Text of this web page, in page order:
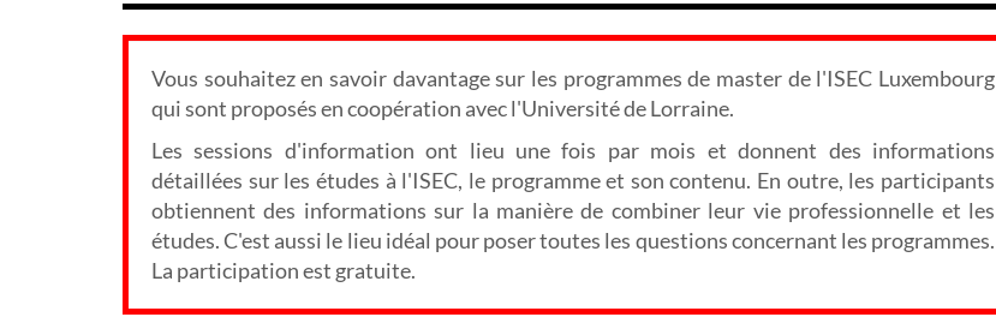
Vous souhaitez en savoir davantage sur les programmes de master de l'ISEC Luxembourg
qui sont proposés en coopération avec l'Université de Lorraine.
Les sessions d'information ont lieu une fois par mois et donnent des informations
détaillées sur les études à l'ISEC, le programme et son contenu. En outre, les participants
obtiennent des informations sur la manière de combiner leur vie professionnelle et les
études. C'est aussi le lieu idéal pour poser toutes les questions concernant les programmes.
La participation est gratuite.